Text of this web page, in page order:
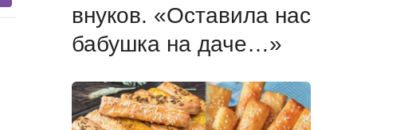
внуков. «Оставила нас
бабушка на даче…»